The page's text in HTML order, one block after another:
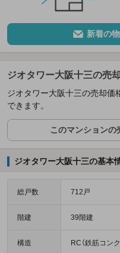
新着の
ジオタワー大阪十三の売
ジオタワー大阪十三の売却価
できます。
このマンションの
ジオタワー大阪十三の基本
総戸数 712戸
階建 39階建
構造 RC（鉄筋コン